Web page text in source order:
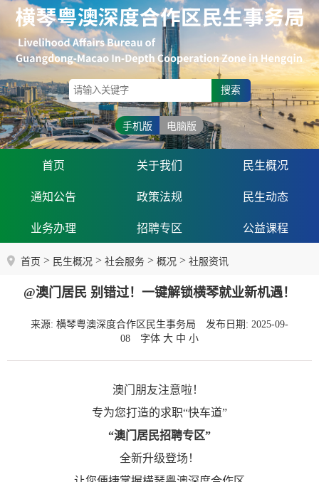
搜索
手机版 电脑版
首页 关于我们 民生概况
通知公告 政策法规 民生动态
业务办理 招聘专区 公益课程
首页 > 民生概况 > 社会服务 > 概况 > 社服资讯
@澳门居民 别错过！一键解锁横琴就业新机遇！
来源: 横琴粤澳深度合作区民生事务局
发布日期: 2025-09-
08
字体 大 中 小
澳门朋友注意啦！
专为您打造的求职“快车道”
“澳门居民招聘专区”
全新升级登场！